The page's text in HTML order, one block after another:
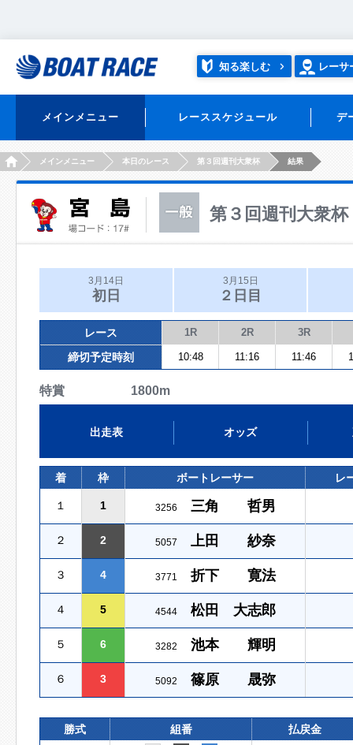
知る楽しむ レーサ
メインメニュー レーススケジュール デ
HOMEメインメニュー 本日のレース 第３回週刊大衆杯 結果
第３回週刊大衆杯
3月14日
初日
3月15日
２日目
レース 1R 2R 3R
締切予定時刻 10:48 11:16 11:46
特賞 1800m
出走表 オッズ
着 枠 ボートレーサー レ
１ 1 3256 三角 哲男
２ 2 5057 上田 紗奈
３ 4 3771 折下 寛法
４ 5 4544 松田 大志郎
５ 6 3282 池本 輝明
６ 3 5092 篠原 晟弥
勝式 組番 払戻金